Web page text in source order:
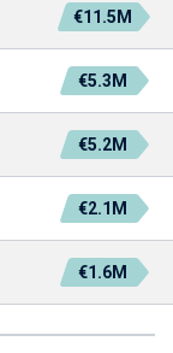
€11.5M
€5.3M
€5.2M
€2.1M
€1.6M